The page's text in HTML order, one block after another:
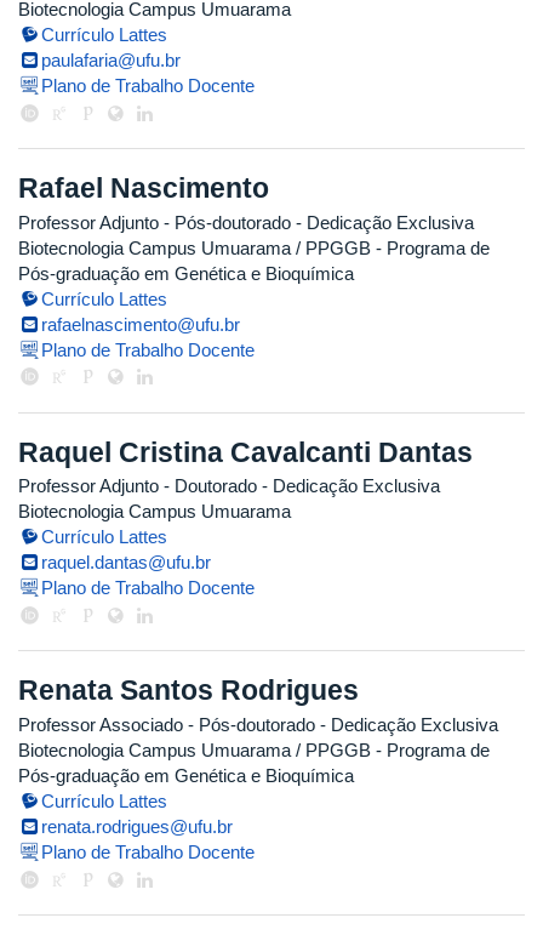
Biotecnologia Campus Umuarama
Currículo Lattes
paulafaria@ufu.br
Plano de Trabalho Docente
Rafael Nascimento
Professor Adjunto - Pós-doutorado - Dedicação Exclusiva
Biotecnologia Campus Umuarama / PPGGB - Programa de
Pós-graduação em Genética e Bioquímica
Currículo Lattes
rafaelnascimento@ufu.br
Plano de Trabalho Docente
Raquel Cristina Cavalcanti Dantas
Professor Adjunto - Doutorado - Dedicação Exclusiva
Biotecnologia Campus Umuarama
Currículo Lattes
raquel.dantas@ufu.br
Plano de Trabalho Docente
Renata Santos Rodrigues
Professor Associado - Pós-doutorado - Dedicação Exclusiva
Biotecnologia Campus Umuarama / PPGGB - Programa de
Pós-graduação em Genética e Bioquímica
Currículo Lattes
renata.rodrigues@ufu.br
Plano de Trabalho Docente